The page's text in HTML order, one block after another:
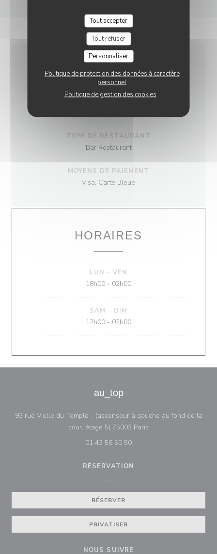
Tout accepter
Tout refuser
Personnaliser
Politique de protection des données à caractère
personnel
Politique de gestion des cookies
INFOS PRATIQUES
TYPE DE RESTAURANT
Bar Restaurant
MOYENS DE PAIEMENT
Visa, Carte Bleue
HORAIRES
LUN -VEN
18h00 - 02h00
SAM - DIM
12h00 - 02h00
au_top
93 rue Vielle du Temple - (ascenseur à gauche au fond de la
cour, étage 5) 75003 Paris
01 43 56 50 50
RÉSERVATION
RÉSERVER
PRIVATISER
NOUS SUIVRE